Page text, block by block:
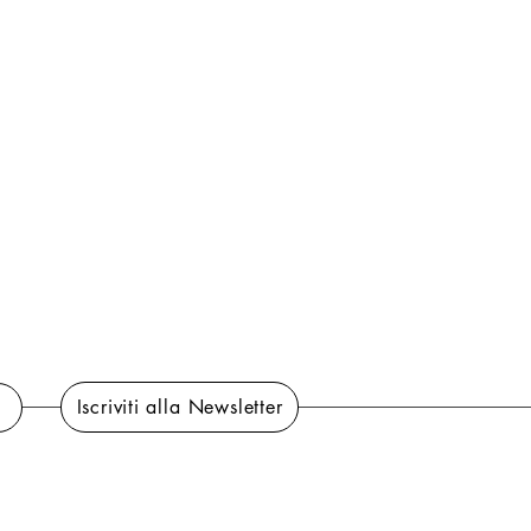
Iscriviti alla Newsletter